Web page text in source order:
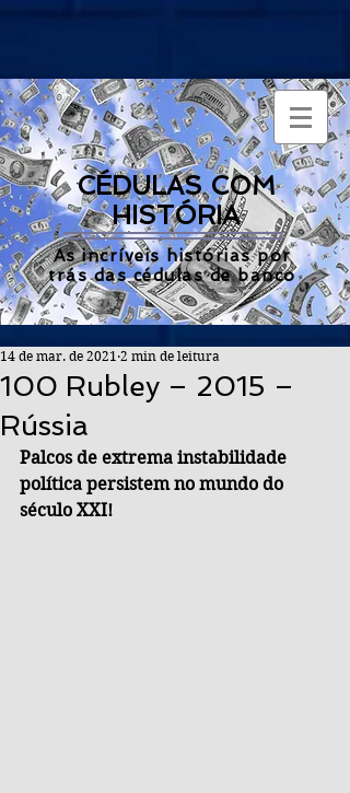
CÉDULAS COM
HISTÓRIA
As incríveis histórias por
trás das cédulas de banco
100 Rubley – 2015 –
Rússia
14 de mar. de 2021 2 min de leitura
Palcos de extrema instabilidade
política persistem no mundo do
século XXI!